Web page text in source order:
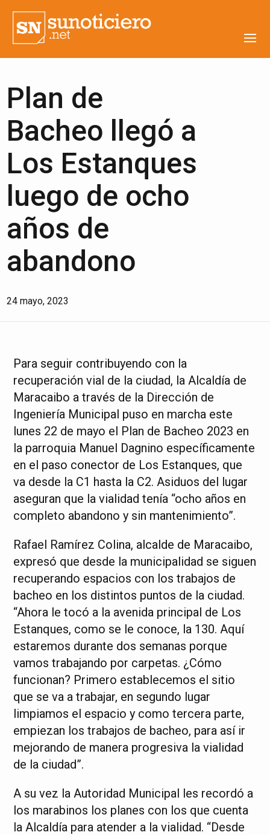
Plan de
Bacheo llegó a
Los Estanques
luego de ocho
años de
abandono
24 mayo, 2023
Para seguir contribuyendo con la
recuperación vial de la ciudad, la Alcaldía de
Maracaibo a través de la Dirección de
Ingeniería Municipal puso en marcha este
lunes 22 de mayo el Plan de Bacheo 2023 en
la parroquia Manuel Dagnino específicamente
en el paso conector de Los Estanques, que
va desde la C1 hasta la C2. Asiduos del lugar
aseguran que la vialidad tenía “ocho años en
completo abandono y sin mantenimiento”.
Rafael Ramírez Colina, alcalde de Maracaibo,
expresó que desde la municipalidad se siguen
recuperando espacios con los trabajos de
bacheo en los distintos puntos de la ciudad.
“Ahora le tocó a la avenida principal de Los
Estanques, como se le conoce, la 130. Aquí
estaremos durante dos semanas porque
vamos trabajando por carpetas. ¿Cómo
funcionan? Primero establecemos el sitio
que se va a trabajar, en segundo lugar
limpiamos el espacio y como tercera parte,
empiezan los trabajos de bacheo, para así ir
mejorando de manera progresiva la vialidad
de la ciudad”.
A su vez la Autoridad Municipal les recordó a
los marabinos los planes con los que cuenta
la Alcaldía para atender a la vialidad. “Desde